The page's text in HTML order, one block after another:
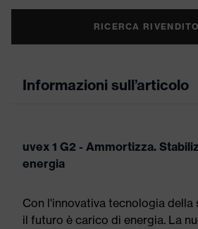
RICERCA
Informazioni sull’articolo
uvex 1 G2 - Ammortizza.
energia
Con l'innovativa tecnologia della
il futuro è carico di energia. La